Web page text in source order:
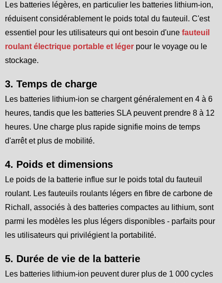
Les batteries légères, en particulier les batteries lithium-ion,
réduisent considérablement le poids total du fauteuil. C'est
essentiel pour les utilisateurs qui ont besoin d'une fauteuil
roulant électrique portable et léger pour le voyage ou le
stockage.
3. Temps de charge
Les batteries lithium-ion se chargent généralement en 4 à 6
heures, tandis que les batteries SLA peuvent prendre 8 à 12
heures. Une charge plus rapide signifie moins de temps
d'arrêt et plus de mobilité.
4. Poids et dimensions
Le poids de la batterie influe sur le poids total du fauteuil
roulant. Les fauteuils roulants légers en fibre de carbone de
Richall, associés à des batteries compactes au lithium, sont
parmi les modèles les plus légers disponibles - parfaits pour
les utilisateurs qui privilégient la portabilité.
5. Durée de vie de la batterie
Les batteries lithium-ion peuvent durer plus de 1 000 cycles